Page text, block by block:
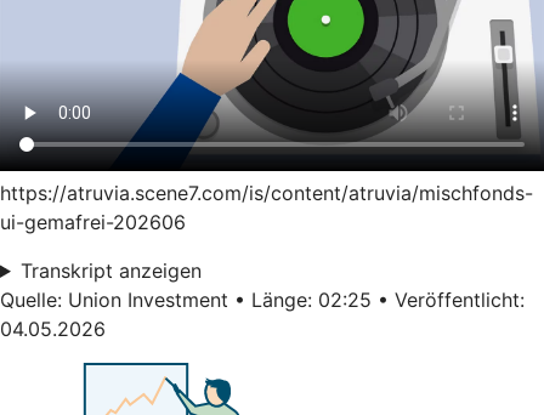
https://atruvia.scene7.com/is/content/atruvia/mischfonds-
ui-gemafrei-202606
Transkript anzeigen
Quelle: Union Investment • Länge: 02:25 • Veröffentlicht:
04.05.2026